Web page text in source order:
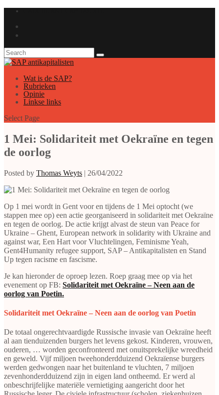
Wat is de SAP?
Rubrieken
Opinie
Linkse links
Select Page
1 Mei: Solidariteit met Oekraïne en tegen
de oorlog
Posted by Thomas Weyts | 26/04/2022
Op 1 mei wordt in Gent voor en tijdens de 1 Mei optocht (we
stappen mee op) een actie georganiseerd in solidariteit met Oekraïne
en tegen de oorlog. De actie krijgt alvast de steun van Peace for
Ukraine – Ghent, European network in solidarity with Ukraine and
against war, Een Hart voor Vluchtelingen, Feminisme Yeah,
Gent4Humanity refugee support, SAP – Antikapitalisten en Stand
Up tegen racisme en fascisme.
Je kan hieronder de oproep lezen. Roep graag mee op via het
evenement op FB: Solidariteit met Oekraïne – Neen aan de
oorlog van Poetin.
Solidariteit met Oekraïne – Neen aan de oorlog van Poetin
De totaal ongerechtvaardigde Russische invasie van Oekraïne heeft
al aan tienduizenden burgers het levens gekost. Kinderen, vrouwen,
ouderen, … worden geconfronteerd met onuitsprekelijke wreedheid
en geweld. Vijf miljoen tweehonderdduizend Oekraïense burgers
werden gedwongen naar het buitenland te vluchten, 7 miljoen
zevenhonderdduizend zijn in eigen land ontheemd. Er werd al
onbeschrijfelijke materiële vernietiging aangericht door het